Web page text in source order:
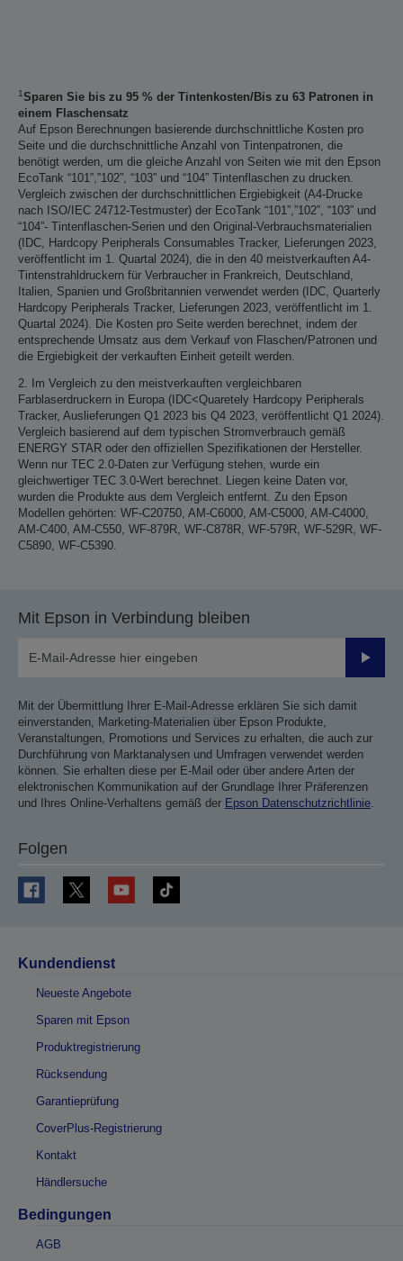
1Sparen Sie bis zu 95 % der Tintenkosten/Bis zu 63 Patronen in
einem Flaschensatz
Auf Epson Berechnungen basierende durchschnittliche Kosten pro
Seite und die durchschnittliche Anzahl von Tintenpatronen, die
benötigt werden, um die gleiche Anzahl von Seiten wie mit den Epson
EcoTank “101”,”102”, “103” und “104” Tintenflaschen zu drucken.
Vergleich zwischen der durchschnittlichen Ergiebigkeit (A4-Drucke
nach ISO/IEC 24712-Testmuster) der EcoTank “101”,”102”, “103” und
“104”- Tintenflaschen-Serien und den Original-Verbrauchsmaterialien
(IDC, Hardcopy Peripherals Consumables Tracker, Lieferungen 2023,
veröffentlicht im 1. Quartal 2024), die in den 40 meistverkauften A4-
Tintenstrahldruckern für Verbraucher in Frankreich, Deutschland,
Italien, Spanien und Großbritannien verwendet werden (IDC, Quarterly
Hardcopy Peripherals Tracker, Lieferungen 2023, veröffentlicht im 1.
Quartal 2024). Die Kosten pro Seite werden berechnet, indem der
entsprechende Umsatz aus dem Verkauf von Flaschen/Patronen und
die Ergiebigkeit der verkauften Einheit geteilt werden.
2. Im Vergleich zu den meistverkauften vergleichbaren
Farblaserdruckern in Europa (IDC<Quaretely Hardcopy Peripherals
Tracker, Auslieferungen Q1 2023 bis Q4 2023, veröffentlicht Q1 2024).
Vergleich basierend auf dem typischen Stromverbrauch gemäß
ENERGY STAR oder den offiziellen Spezifikationen der Hersteller.
Wenn nur TEC 2.0-Daten zur Verfügung stehen, wurde ein
gleichwertiger TEC 3.0-Wert berechnet. Liegen keine Daten vor,
wurden die Produkte aus dem Vergleich entfernt. Zu den Epson
Modellen gehörten: WF-C20750, AM-C6000, AM-C5000, AM-C4000,
AM-C400, AM-C550, WF-879R, WF-C878R, WF-579R, WF-529R, WF-
C5890, WF-C5390.
Mit Epson in Verbindung bleiben
Mit der Übermittlung Ihrer E-Mail-Adresse erklären Sie sich damit
einverstanden, Marketing-Materialien über Epson Produkte,
Veranstaltungen, Promotions und Services zu erhalten, die auch zur
Durchführung von Marktanalysen und Umfragen verwendet werden
können. Sie erhalten diese per E-Mail oder über andere Arten der
elektronischen Kommunikation auf der Grundlage Ihrer Präferenzen
und Ihres Online-Verhaltens gemäß der Epson Datenschutzrichtlinie.
Folgen
Kundendienst
Neueste Angebote
Sparen mit Epson
Produktregistrierung
Rücksendung
Garantieprüfung
CoverPlus-Registrierung
Kontakt
Händlersuche
Bedingungen
AGB